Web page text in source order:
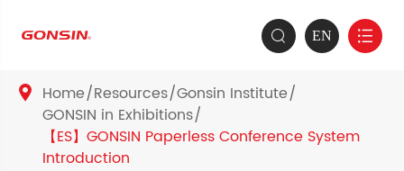
 EN 
 Home Resources Gonsin Institute
GONSIN in Exhibitions
【ES】GONSIN Paperless Conference System
Introduction